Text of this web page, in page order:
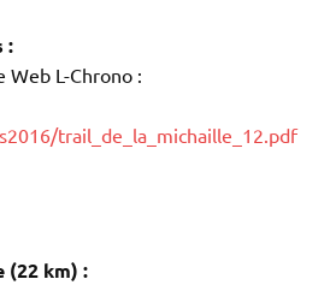
:
L-Chrono :
trail_de_la_michaille_12.pdf
(22 km) :